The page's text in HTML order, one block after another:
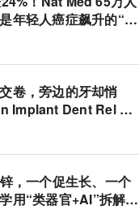
年轻人癌症飙升的“隐
卷，旁边的牙却悄
Implant Dent Rel Re
，一个促生长、一个
用“类器官+AI”拆解可